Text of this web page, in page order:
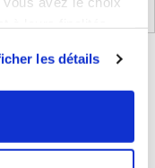
relative aux
confidentialité.
les détails